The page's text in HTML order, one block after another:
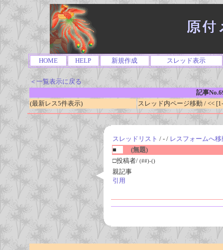
HOME HELP 新規作成 スレッド表示
＜一覧表示に戻る
記事
(最新レス5件表示)
スレッド内ページ移動 / <<
スレッドリスト / - / レスフォームへ移
■
(無題)
□投稿者/ (##)-()
親記事
引用